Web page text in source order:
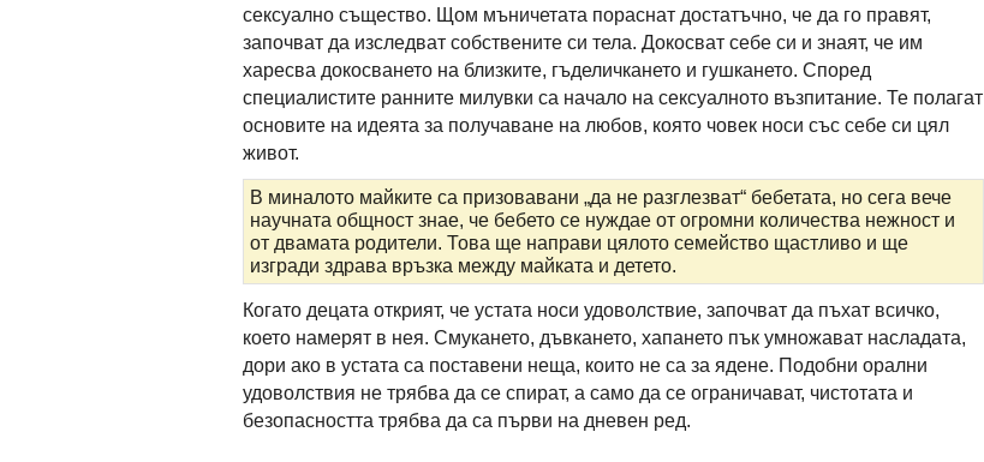
сексуално същество. Щом мъничетата пораснат достатъчно, че да го правят,
започват да изследват собствените си тела. Докосват себе си и знаят, че им
харесва докосването на близките, гъделичкането и гушкането. Според
специалистите ранните милувки са начало на сексуалното възпитание. Те полагат
основите на идеята за получаване на любов, която човек носи със себе си цял
живот.
В миналото майките са призовавани „да не разглезват“ бебетата, но сега вече
научната общност знае, че бебето се нуждае от огромни количества нежност и
от двамата родители. Това ще направи цялото семейство щастливо и ще
изгради здрава връзка между майката и детето.
Когато децата открият, че устата носи удоволствие, започват да пъхат всичко,
което намерят в нея. Смукането, дъвкането, хапането пък умножават насладата,
дори ако в устата са поставени неща, които не са за ядене. Подобни орални
удоволствия не трябва да се спират, а само да се ограничават, чистотата и
безопасността трябва да са първи на дневен ред.